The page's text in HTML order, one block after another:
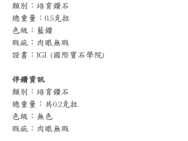
類別：培育鑽石
總重量：0.5克拉
色級：藍鑽
瑕疵：肉眼無瑕
證書：IGI (國際寶石學院)
伴鑽資訊
類別：培育鑽石
總重量：共0.2克拉
色級：無色
瑕疵：肉眼無瑕